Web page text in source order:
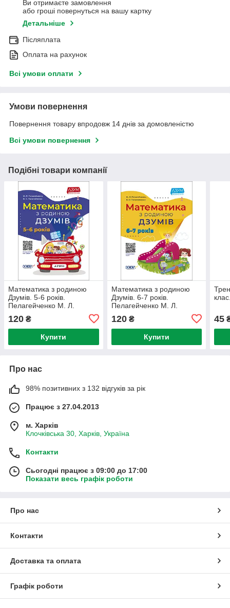
Ви отримаєте замовлення
або гроші повернуться на вашу картку
Детальніше
Післяплата
Оплата на рахунок
Всі умови оплати
Умови повернення
Повернення товару впродовж 14 днів за домовленістю
Всі умови повернення
Подібні товари компанії
Математика з родиною
Дзумів. 5-6 років.
Пелагейченко М. Л.
120 ₴
Купити
Математика з родиною
Дзумів. 6-7 років.
Пелагейченко М. Л.
120₴
Купити
45
Про нас
98% позитивних з 132 відгуків за рік
Працює з 27.04.2013
м. Харків
Клочківська 30, Харків, Україна
Контакти
Сьогодні працює з 09:00 до 17:00
Показати весь графік роботи
Про нас
Контакти
Доставка та оплата
Графік роботи